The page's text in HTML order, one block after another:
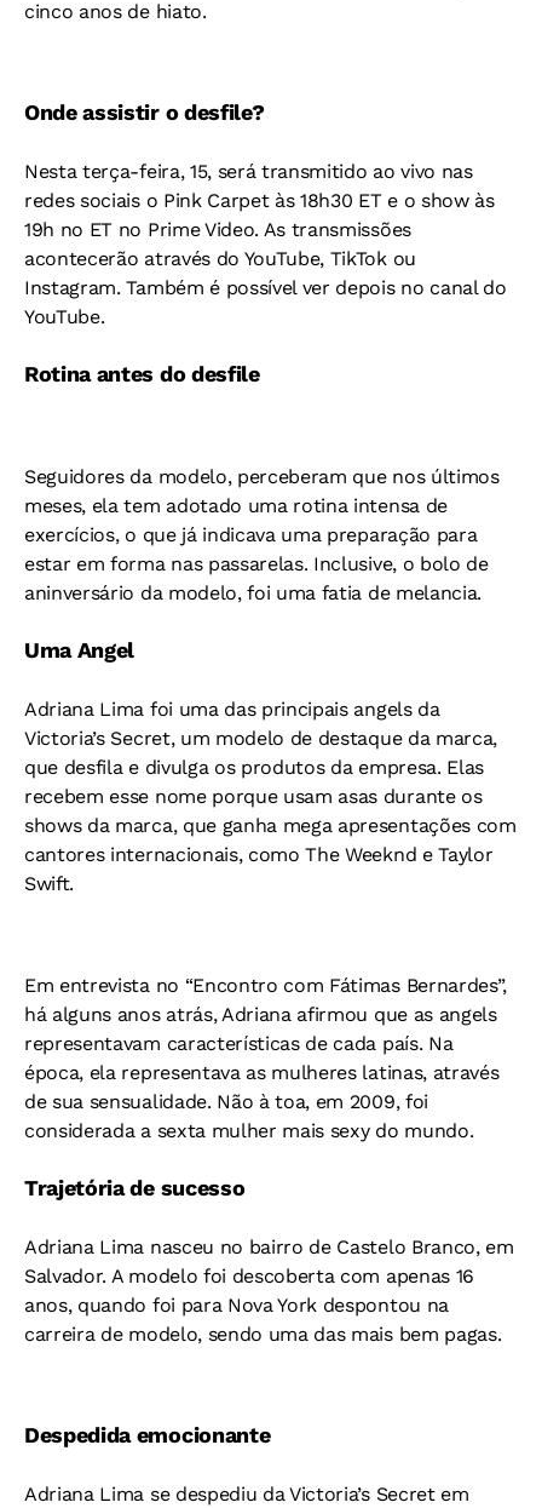
cinco anos de hiato.
Onde assistir o desfile?
Nesta terça-feira, 15, será transmitido ao vivo nas
redes sociais o Pink Carpet às 18h30 ET e o show às
19h no ET no Prime Video. As transmissões
acontecerão através do YouTube, TikTok ou
Instagram. Também é possível ver depois no canal do
YouTube.
Rotina antes do desfile
Seguidores da modelo, perceberam que nos últimos
meses, ela tem adotado uma rotina intensa de
exercícios, o que já indicava uma preparação para
estar em forma nas passarelas. Inclusive, o bolo de
aninversário da modelo, foi uma fatia de melancia.
Uma Angel
Adriana Lima foi uma das principais angels da
Victoria’s Secret, um modelo de destaque da marca,
que desfila e divulga os produtos da empresa. Elas
recebem esse nome porque usam asas durante os
shows da marca, que ganha mega apresentações com
cantores internacionais, como The Weeknd e Taylor
Swift.
Em entrevista no “Encontro com Fátimas Bernardes”,
há alguns anos atrás, Adriana afirmou que as angels
representavam características de cada país. Na
época, ela representava as mulheres latinas, através
de sua sensualidade. Não à toa, em 2009, foi
considerada a sexta mulher mais sexy do mundo.
Trajetória de sucesso
Adriana Lima nasceu no bairro de Castelo Branco, em
Salvador. A modelo foi descoberta com apenas 16
anos, quando foi para Nova York despontou na
carreira de modelo, sendo uma das mais bem pagas.
Despedida emocionante
Adriana Lima se despediu da Victoria’s Secret em